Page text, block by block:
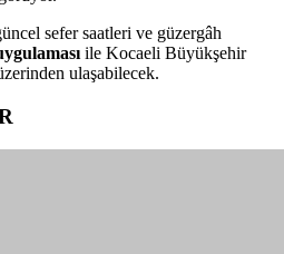
sefer saatleri ve güzergâh
ile Kocaeli Büyükşehir
ulaşabilecek.